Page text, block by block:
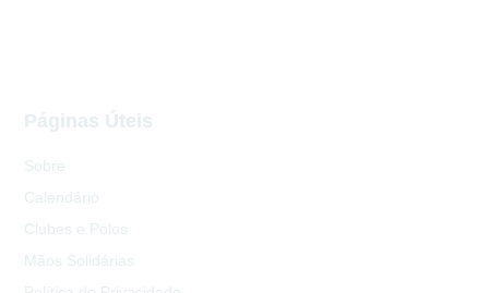
Páginas Úteis
Sobre
Calendário
Clubes e Polos
Mãos Solidárias